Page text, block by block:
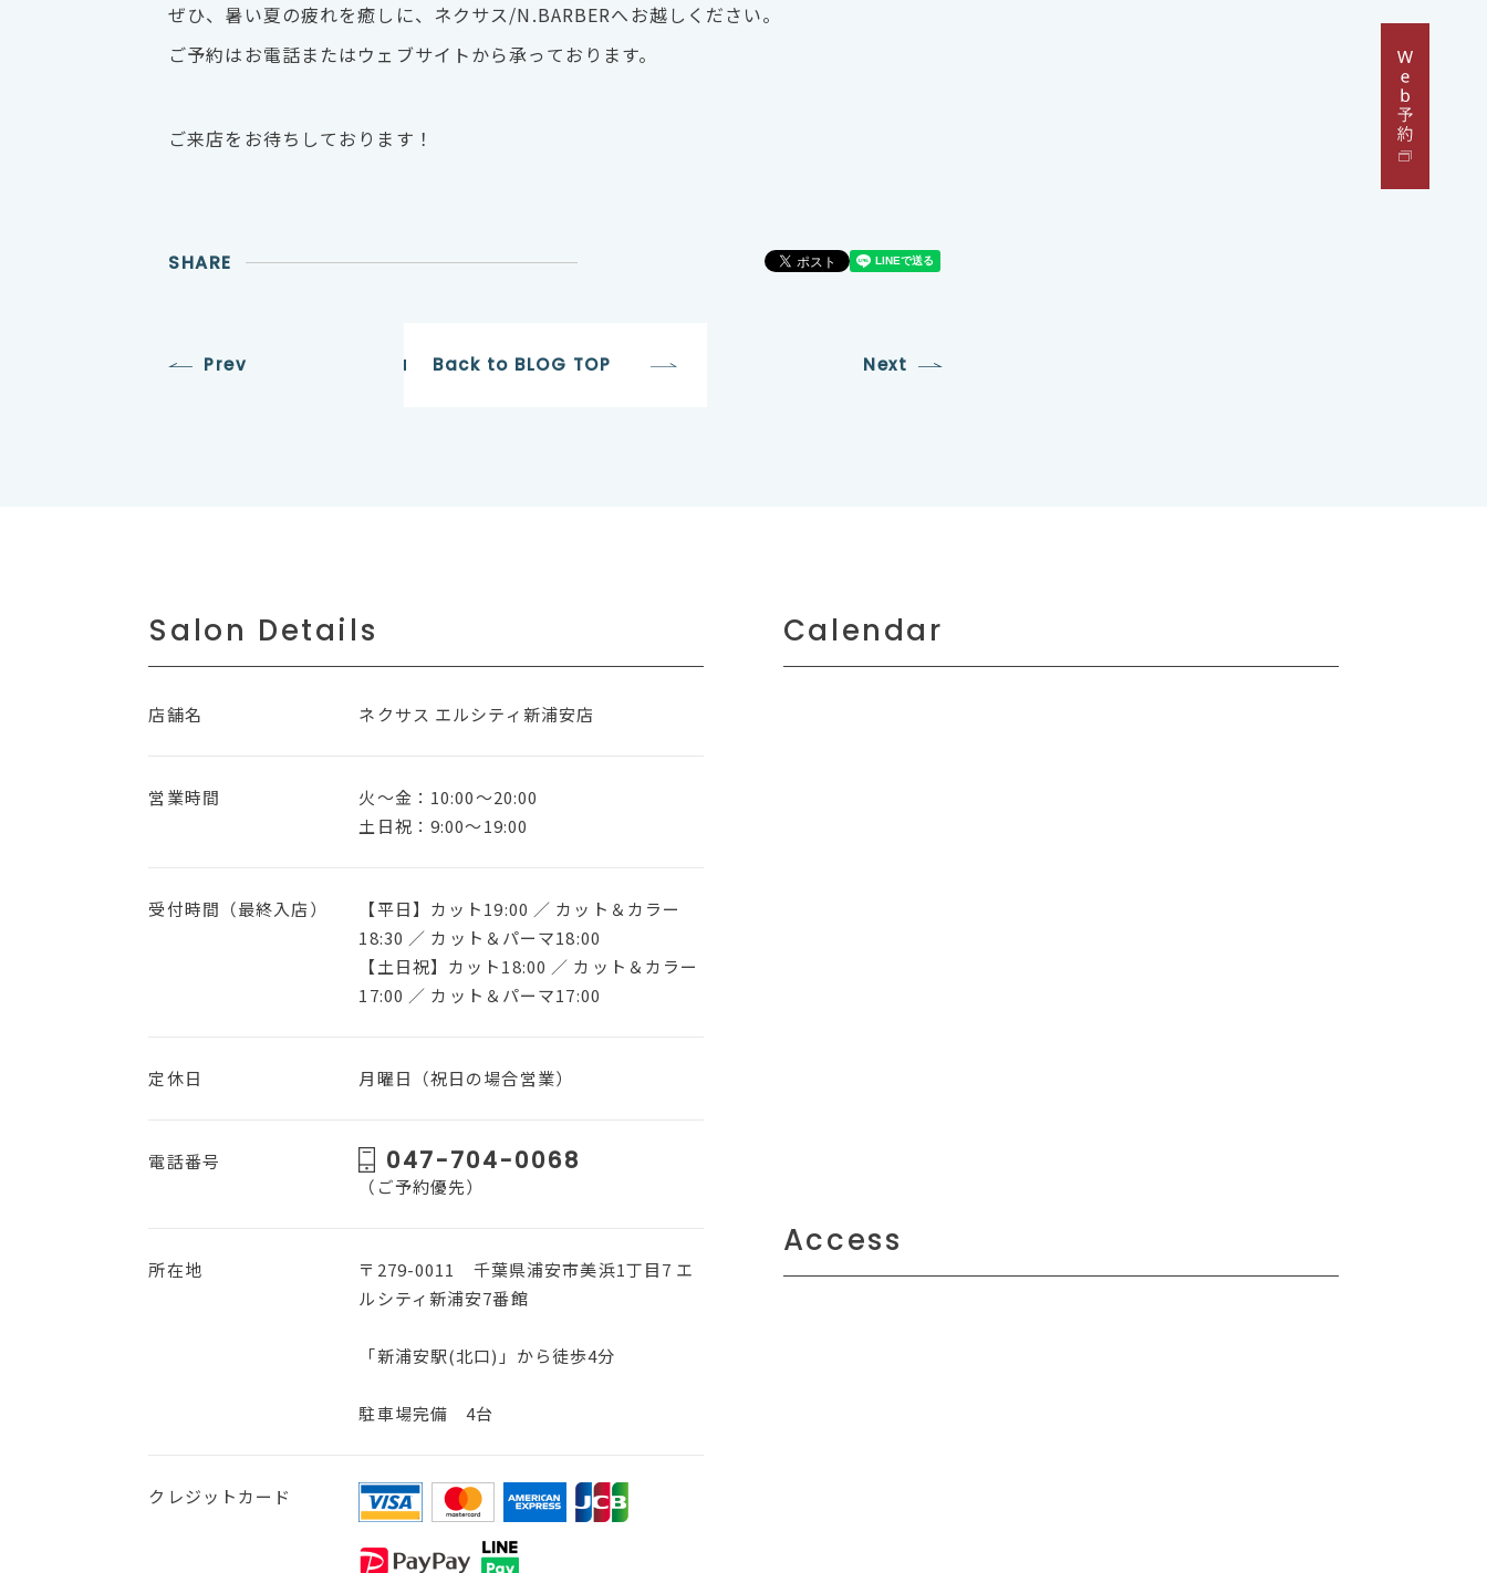
ぜひ、暑い夏の疲れを癒しに、ネクサス/N.BARBERへお越しください。
ご予約はお電話またはウェブサイトから承っております。
ご来店をお待ちしております！
SHARE
Prev Back to BLOG TOP Next
Salon Details
店舗名 ネクサス エルシティ新浦安店
営業時間
火〜金：10:00～20:00
土日祝：9:00～19:00
受付時間（最終入店）
【平日】カット19:00 ／ カット＆カラー
18:30 ／ カット＆パーマ18:00
【土日祝】カット18:00 ／ カット＆カラー
17:00 ／ カット＆パーマ17:00
定休日 月曜日（祝日の場合営業）
電話番号 047-704-0068
（ご予約優先）
所在地
〒279-0011 千葉県浦安市美浜1丁目7 エ
ルシティ新浦安7番館
「新浦安駅(北口)」から徒歩4分
駐車場完備 4台
クレジットカード
Calendar
Access